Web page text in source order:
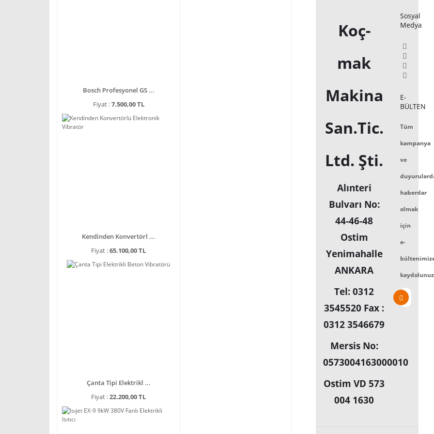
Bosch Profesyonel GS ...
Fiyat :7.500,00 TL
Kendinden Konvertörl ...
Fiyat :65.100,00 TL
Çanta Tipi Elektrikl ...
Fiyat :22.200,00 TL
Koç-
mak
Makina
San.Tic.
Ltd. Şti.
Alınteri
Bulvarı No:
44-46-48
Ostim
Yenimahalle
ANKARA
Tel: 0312
3545520 Fax :
0312 3546679
Mersis No:
0573004163000010
Ostim VD 573
004 1630
Sosyal
Medya
E-
BÜLTEN
Tüm
kampanya
ve
haberdar
olmak
için
e-